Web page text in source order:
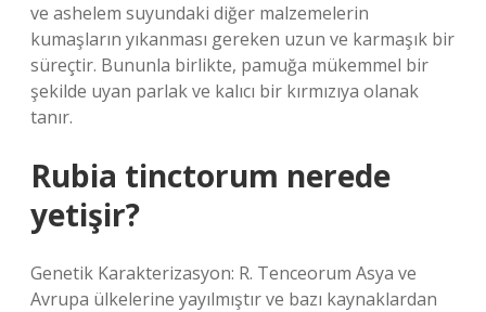
ve ashelem suyundaki diğer malzemelerin
kumaşların yıkanması gereken uzun ve karmaşık bir
süreçtir. Bununla birlikte, pamuğa mükemmel bir
şekilde uyan parlak ve kalıcı bir kırmızıya olanak
tanır.
Rubia tinctorum nerede
yetişir?
Genetik Karakterizasyon: R. Tenceorum Asya ve
Avrupa ülkelerine yayılmıştır ve bazı kaynaklardan